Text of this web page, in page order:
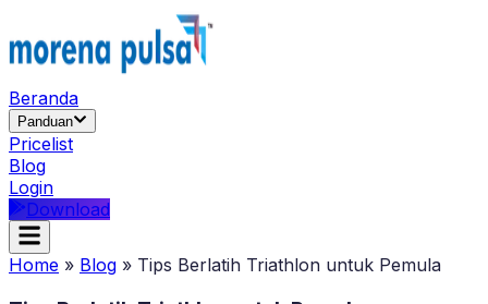
Beranda
Panduan
Pricelist
Blog
Login
Download
Home » Blog » Tips Berlatih Triathlon untuk Pemula